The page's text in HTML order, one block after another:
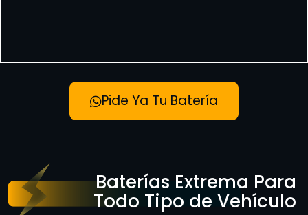
Pide Ya Tu Batería
Baterías Extrema Para
Todo Tipo de Vehículo